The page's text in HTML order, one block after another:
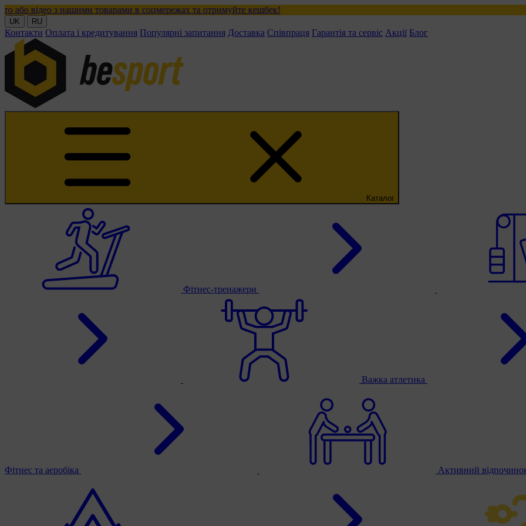
нашими товарами в соцмережах та отримуйте кешбек!
UK RU
Контакти Оплата і кредитування Популярні запитання Доставка Співпраця Гарантія та сервіс Акції Блог
Каталог
Фітнес-тренажери
Важка атлетика
Фітнес та аеробіка Активний